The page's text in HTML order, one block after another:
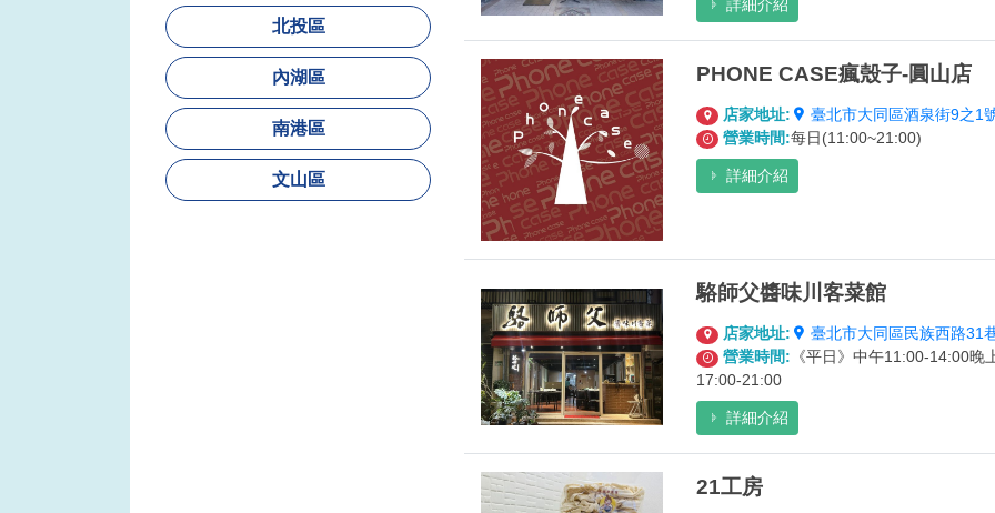
北投區
內湖區
南港區
文山區
詳細介紹
PHONE CASE瘋殼子-圓山店
店家地址:
臺北市大同區酒泉街9之1
營業時間:每日(11:00~21:00)
詳細介紹
駱師父醬味川客菜館
店家地址:
臺北市大同區民族西路31
營業時間: 《平日》中午11:00-14:00
17:00-21:00
詳細介紹
21工房